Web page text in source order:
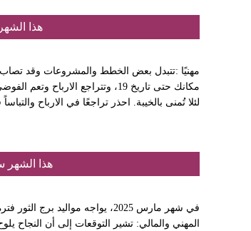
هذا
مهنيًا :تتبدل بعض الخطط والمشروعات وقد تصاب
مكانك حتى تاريخ 19، وتتراجع
لئلا تُمنى بالخيبة. احذر تراجعًا في الارباح
هذا الشهر
في شهر مارس 2025، يواجه مواليد
المهني والمالي: تشير التوقعات إلى أن النجاح